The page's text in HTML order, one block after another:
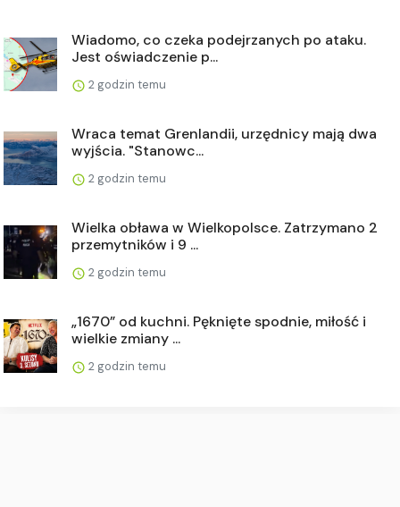
Wiadomo, co czeka podejrzanych po ataku.
Jest oświadczenie p...
2 godzin temu
Wraca temat Grenlandii, urzędnicy mają dwa
wyjścia. "Stanowc...
2 godzin temu
Wielka obława w Wielkopolsce. Zatrzymano 2
przemytników i 9 ...
2 godzin temu
„1670” od kuchni. Pęknięte spodnie, miłość i
wielkie zmiany ...
2 godzin temu